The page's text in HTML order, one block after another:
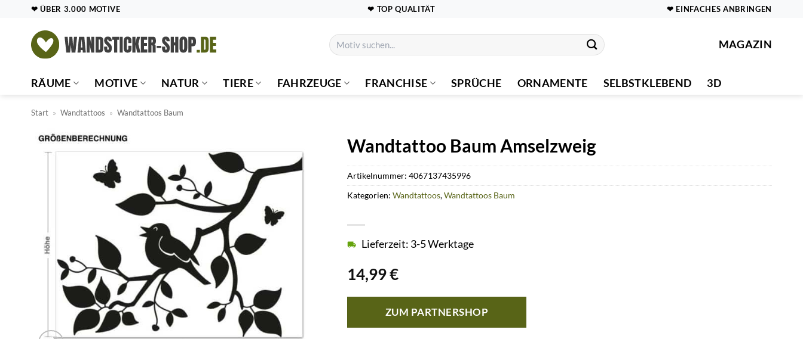
springen
❤ ÜBER 3.000 MOTIVE ❤ TOP QUALITÄT ❤ EINFACHES ANBRINGEN
Suchen
nach:
MAGAZIN
RÄUME MOTIVE NATUR TIERE FAHRZEUGE FRANCHISE SPRÜCHE ORNAMENTE SELBSTKLEBEND 3D
Start » Wandtattoos » Wandtattoos Baum
Wandtattoo Baum Amselzweig
14,99€
Lieferzeit: 3-5 Werktage
ZUM PARTNERSHOP
Artikelnummer:4067137435996
Kategorien:Wandtattoos,Wandtattoos Baum